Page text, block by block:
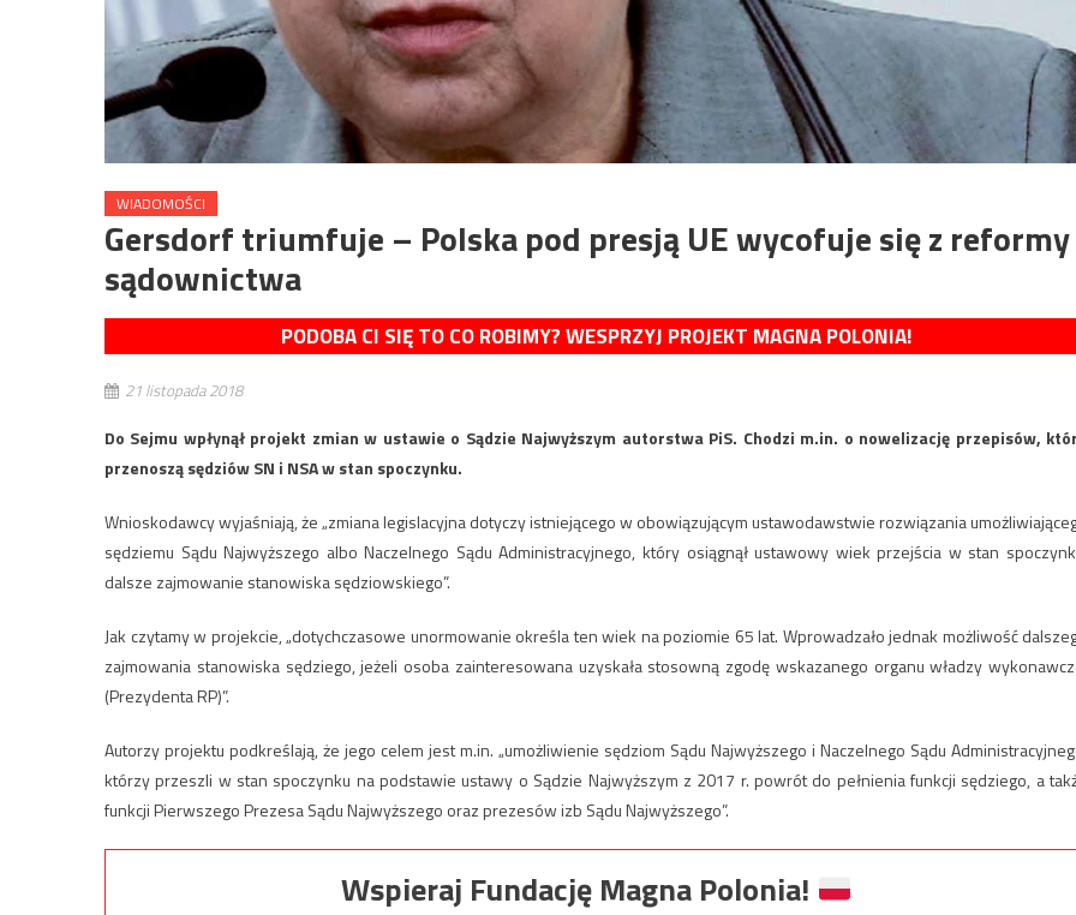
WIADOMOŚCI
Gersdorf triumfuje – Polska pod presją UE wycofuje się z reformy
sądownictwa
PODOBA CI SIĘ TO CO ROBIMY? WESPRZYJ PROJEKT MAGNA POLONIA!
21 listopada 2018
Do Sejmu wpłynął projekt zmian w ustawie o Sądzie Najwyższym autorstwa PiS. Chodzi m.in. o nowelizację przepisów,
przenoszą sędziów SN i NSA w stan spoczynku.
Wnioskodawcy wyjaśniają, że „zmiana legislacyjna dotyczy istniejącego w obowiązującym ustawodawstwie rozwiązania
sędziemu Sądu Najwyższego albo Naczelnego Sądu Administracyjnego, który osiągnął ustawowy wiek przejścia w stan
dalsze zajmowanie stanowiska sędziowskiego”.
Jak czytamy w projekcie, „dotychczasowe unormowanie określa ten wiek na poziomie 65 lat. Wprowadzało jednak możliwość
zajmowania stanowiska sędziego, jeżeli osoba zainteresowana uzyskała stosowną zgodę wskazanego organu władzy
(Prezydenta RP)”.
Autorzy projektu podkreślają, że jego celem jest m.in. „umożliwienie sędziom Sądu Najwyższego i Naczelnego Sądu
którzy przeszli w stan spoczynku na podstawie ustawy o Sądzie Najwyższym z 2017 r. powrót do pełnienia funkcji sędziego, a
funkcji Pierwszego Prezesa Sądu Najwyższego oraz prezesów izb Sądu Najwyższego”.
Wspieraj Fundację Magna Polonia!